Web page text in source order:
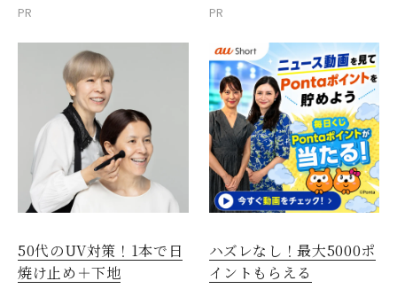
PR PR
50代のUV対策！1本で日
焼け止め＋下地
ハズレなし！最大5000ポ
イントもらえる